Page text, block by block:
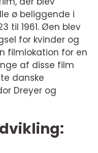
ø beliggende i
til 1961. Øen blev
for kvinder og
filmlokation for en
af disse film
danske
Dreyer og